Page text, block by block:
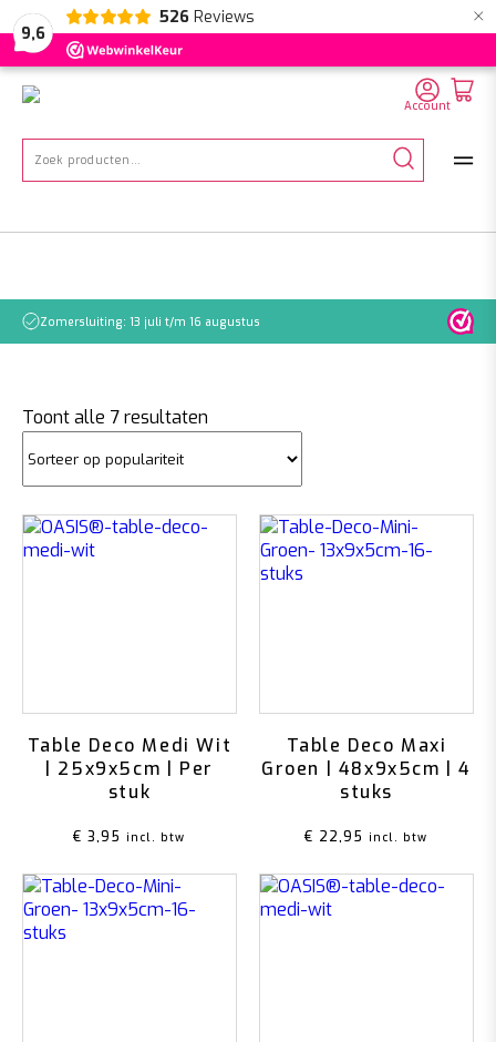
9,6
526 Reviews ×
NL EN DE
Zoeken
Account
Zomersluiting: 13 juli t/m 16 augustus Let
Toont alle 7 resultaten
populariteit
Table Deco Medi Wit
| 25x9x5cm | Per
stuk
€ 3,95 incl. btw
Table Deco Maxi
Groen | 48x9x5cm | 4
stuks
€ 22,95 incl. btw